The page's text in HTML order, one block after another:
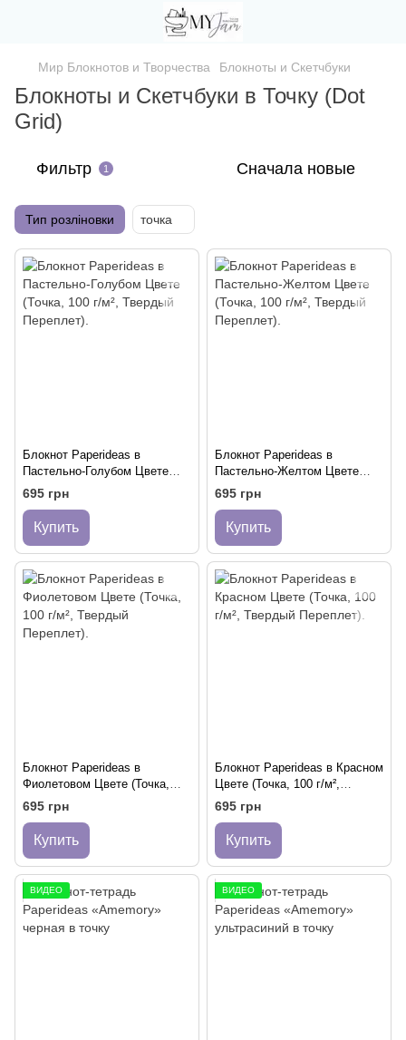
Мир Блокнотов и Творчества Блокноты и Скетчбуки
Блокноты и Скетчбуки в Точку (Dot
Grid)
Фильтр 1 Сначала новые
Тип розліновки точка
Блокнот Paperideas в
Пастельно-Голубом Цвете
(Точка, 100 г/м², Твердый
Переплет).
695 грн
Купить
Блокнот Paperideas в
Пастельно-Желтом Цвете
(Точка, 100 г/м², Твердый
Переплет).
695 грн
Купить
Блокнот Paperideas в
Фиолетовом Цвете (Точка,
100 г/м², Твердый Переплет).
695 грн
Купить
Блокнот Paperideas в Красном
Цвете (Точка, 100 г/м²,
Твердый Переплет).
695 грн
Купить
ВИДЕО ВИДЕО